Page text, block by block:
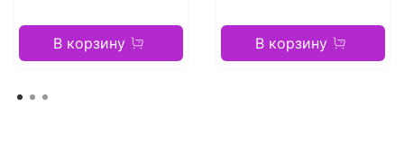
В корзину В корзину